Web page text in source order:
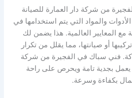
من شركة دار العمارة للصيانة
الأدوات والمواد التي يتم استخدامها في
مع المعايير العالمية. هذا يضمن لك
أو صيانتها، مما يقلل من تكرار
فني سباك في الفجيرة من شركة
يعمل بجدية تامة ويحرص على راحة
بكفاءة وسرعة.